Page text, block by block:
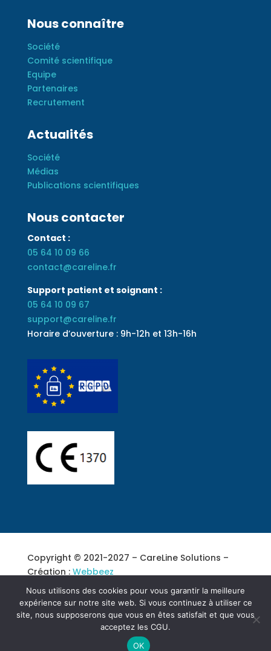
Nous connaître
Société
Comité scientifique
Equipe
Partenaires
Recrutement
Actualités
Société
Médias
Publications scientifiques
Nous contacter
Contact :
05 64 10 09 66
contact@careline.fr
Support patient et soignant :
05 64 10 09 67
support@careline.fr
Horaire d’ouverture : 9h-12h et 13h-16h
Copyright © 2021-2027 – CareLine Solutions –
Création : Webbeez
Informations importantes|Mentions légales|
Politique de confidentialité |CGU
Nous utilisons des cookies pour vous garantir la meilleure
expérience sur notre site web. Si vous continuez à utiliser ce
site, nous supposerons que vous en êtes satisfait et que vous
acceptez les CGU.
OK